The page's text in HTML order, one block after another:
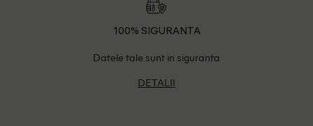
100% SIGURANTA
Datele tale sunt in siguranta
DETALII